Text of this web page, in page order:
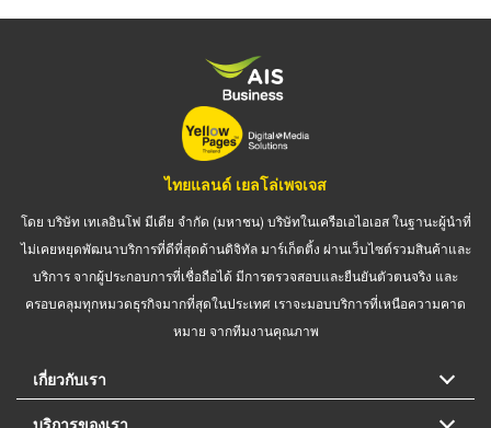
ไทยแลนด์ เยลโล่เพจเจส
โดย บริษัท เทเลอินโฟ มีเดีย จำกัด (มหาชน) บริษัทในเครือเอไอเอส ในฐานะผู้นำที่
ไม่เคยหยุดพัฒนาบริการที่ดีที่สุดด้านดิจิทัล มาร์เก็ตติ้ง ผ่านเว็บไซต์รวมสินค้าและ
บริการ จากผู้ประกอบการที่เชื่อถือได้ มีการตรวจสอบและยืนยันตัวตนจริง และ
ครอบคลุมทุกหมวดธุรกิจมากที่สุดในประเทศ เราจะมอบบริการที่เหนือความคาด
หมาย จากทีมงานคุณภาพ
เกี่ยวกับเรา